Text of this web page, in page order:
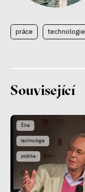
práce technologie
Související
Čína
technologie
politika